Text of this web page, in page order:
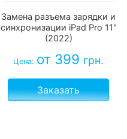
Замена разъема зарядки и
синхронизации iPad Pro 11"
(2022)
Цена: от 399 грн.
Заказать